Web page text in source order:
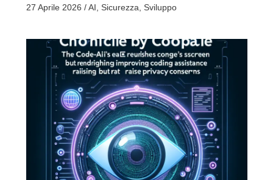
27 Aprile 2026 /AI, Sicurezza, Sviluppo